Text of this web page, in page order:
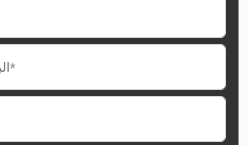
البريد الإلكتروني*